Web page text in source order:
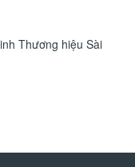
Thương hiệu Sài